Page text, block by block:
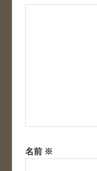
名前 ※